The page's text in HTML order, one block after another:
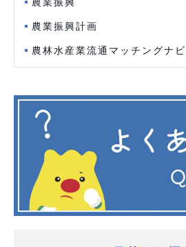
農業振興計画
農林水産業流通マッチングナビ